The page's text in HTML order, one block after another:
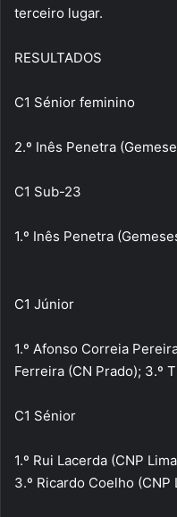
terceiro lugar.
RESULTADOS
C1 Sénior feminino
2.º Inês Penetra
C1 Sub-23
1.º Inês Penetra
C1 Júnior
1.º Afonso Correia
Ferreira (CN Prado); 3.º
C1 Sénior
1.º Rui Lacerda (CNP
3.º Ricardo Coelho (CNP